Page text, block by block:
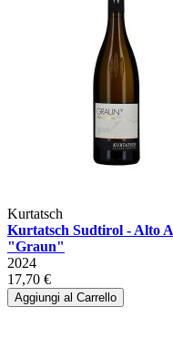
Kurtatsch
Kurtatsch Sudtirol - Alto
"Graun"
2024
17,70 €
Aggiungi al Carrello